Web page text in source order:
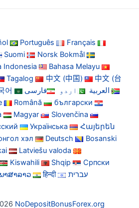
Português
Français
Suomi
Norsk Bokmål
Indonesia
Bahasa Melayu
Tagalog 中文 (中国)
中文 (台
어 العربية اردو
فارسی
Română
български
Magyar
Slovenčina
Українська
Հայերեն
хэл Deutsch
Bosanski
Latviešu valoda
Kiswahili Shqip
Српски
າສາລາວ हिन्दी עברית
NoDepositBonusForex.org